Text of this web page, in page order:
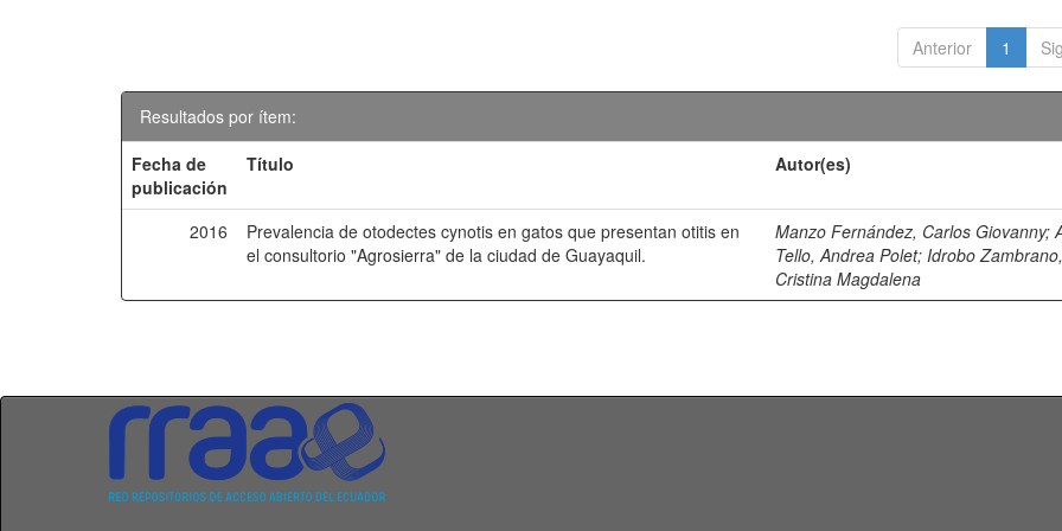
Anterior 1
Resultados por ítem:
Fecha de
publicación
Título Autor(es)
2016
Prevalencia de otodectes cynotis en gatos que presentan otitis en
el consultorio "Agrosierra" de la ciudad de Guayaquil.
Manzo Fernández, Carlos Giovanny;
Tello, Andrea Polet;Idrobo Zambrano,
Cristina Magdalena